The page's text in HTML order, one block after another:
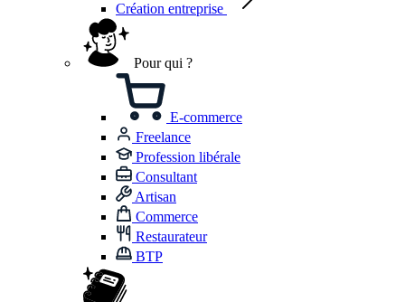
Création entreprise
Pour qui ?
E-commerce
Freelance
Profession libérale
Consultant
Artisan
Commerce
Restaurateur
BTP